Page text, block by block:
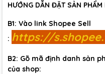
HƯỚNG DẪN ĐẶT SẢN PHẨM
B1: Vào link Shopee Sell
: https://
B2: Gõ mã định danh sản
của shop: